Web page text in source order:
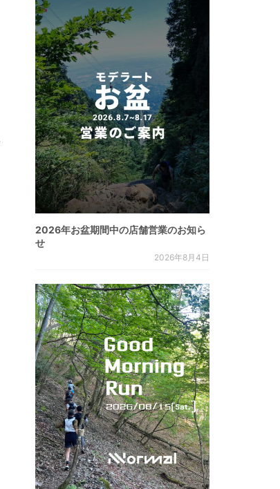
2026年お盆期間中の店舗営業のお知ら
せ
2026年8月4日